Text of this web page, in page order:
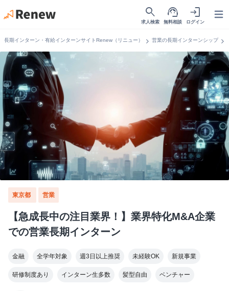
search
求人検索
support_agent
無料相談
login
ログイン
長期インターン・有給インターンサイトRenew（リニュー） chevron_right 営業の長期インターンシップchevron_right
東京都 営業
【急成長中の注目業界！】業界特化M&A企業
での営業長期インターン
金融 全学年対象 週3日以上推奨 未経験OK 新規事業
研修制度あり インターン生多数 髪型自由 ベンチャー